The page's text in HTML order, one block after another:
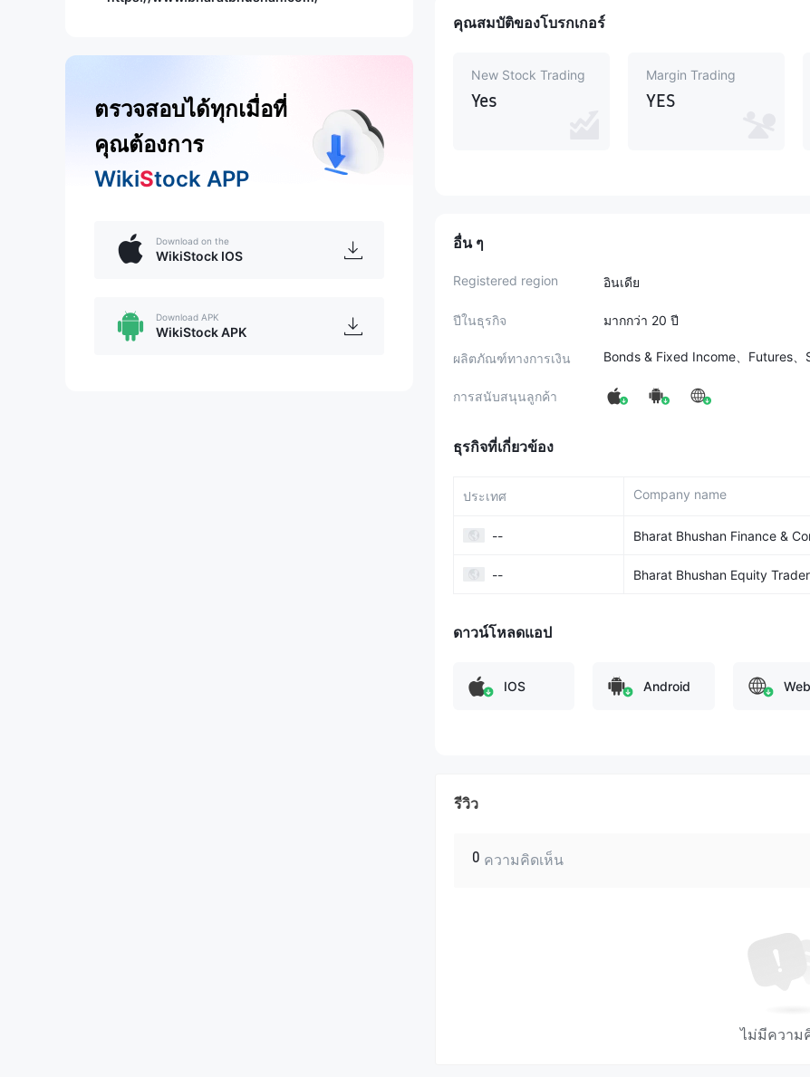
ตรวจสอบได้ทุกเมื่อที่
คุณต้องการ
WikiStock APP
Download on the
WikiStock IOS
Download APK
WikiStock APK
คุณสมบัติของโบรกเกอร์
New Stock Trading
Yes
Margin Trading
YES
อื่น ๆ
Registered region อินเดีย
ปีในธุรกิจ มากกว่า 20 ปี
ผลิตภัณฑ์ทางการเงิน Bonds & Fixed Income、Futures
การสนับสนุนลูกค้า
ธุรกิจที่เกี่ยวข้อง
ประเทศ Company name
-- Bharat Bhushan Finance &
-- Bharat Bhushan Equity
ดาวน์โหลดแอป
IOS Android Web
รีวิว
0 ความคิดเห็น
ไม่มีความ